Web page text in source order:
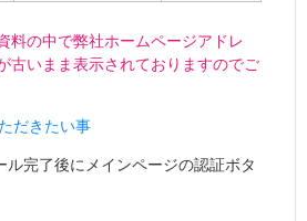
料の中で弊社ホームページアドレ
古いまま表示されておりますのでご
だきたい事
了後にメインページの認証ボタ